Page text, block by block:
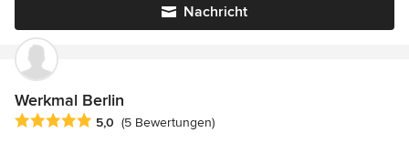
Nachricht
Werkmal Berlin
Durchschnittliche Bewertung: 5 von 5 Sternen
5,0 (5 Bewertungen)